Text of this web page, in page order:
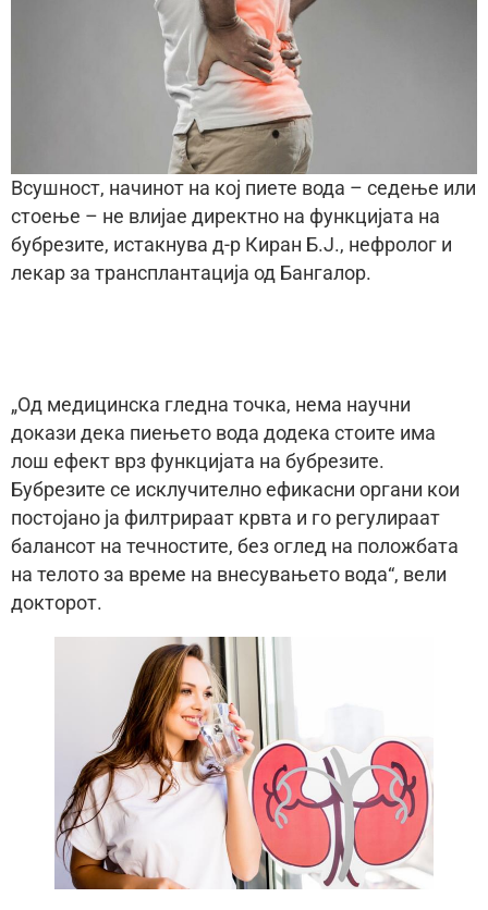
Всушност, начинот на кој пиете вода – седење или
стоење – не влијае директно на функцијата на
бубрезите, истакнува д-р Киран Б.Ј., нефролог и
лекар за трансплантација од Бангалор.
„Од медицинска гледна точка, нема научни
докази дека пиењето вода додека стоите има
лош ефект врз функцијата на бубрезите.
Бубрезите се исклучително ефикасни органи кои
постојано ја филтрираат крвта и го регулираат
балансот на течностите, без оглед на положбата
на телото за време на внесувањето вода“, вели
докторот.